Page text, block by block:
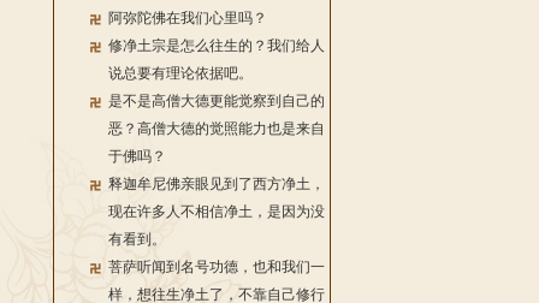
阿弥陀佛在我们心里吗？
修净土宗是怎么往生的？我们给人
说总要有理论依据吧。
是不是高僧大德更能觉察到自己的
恶？高僧大德的觉照能力也是来自
于佛吗？
释迦牟尼佛亲眼见到了西方净土，
现在许多人不相信净土，是因为没
有看到。
菩萨听闻到名号功德，也和我们一
样，想往生净土了，不靠自己修行